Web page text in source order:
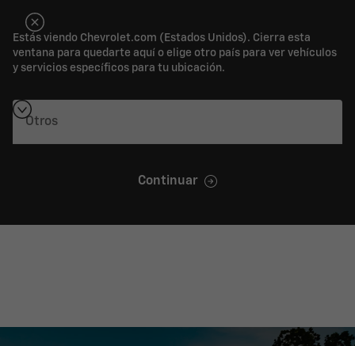
Estás viendo Chevrolet.com (Estados Unidos). Cierra esta
ventana para quedarte aquí o elige otro país para ver vehículos
y servicios específicos para tu ubicación.
Continuar